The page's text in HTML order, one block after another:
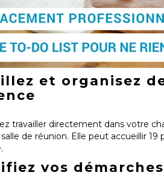
et organisez
travailler directement dans votre
de réunion. Elle peut accueillir
vos